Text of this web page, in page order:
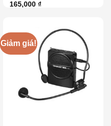
165,000 ₫
Giảm giá!